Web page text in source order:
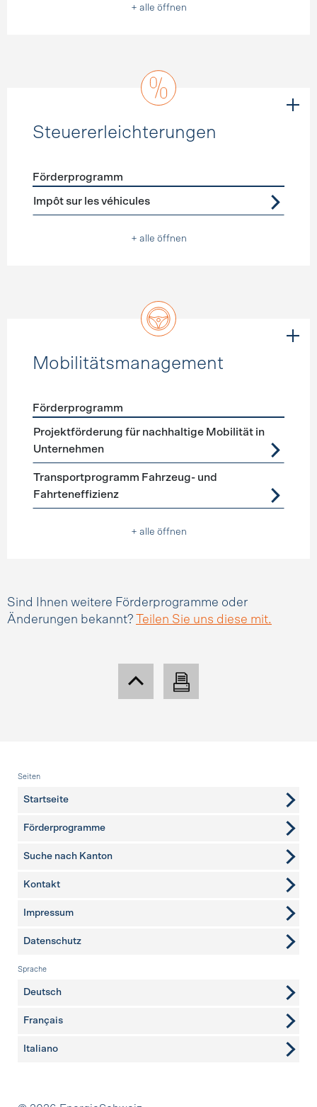
+ alle öffnen
Steuererleichterungen
Förderprogramme Steuererleichterungen
Förderprogramm
Impôt sur les véhicules
+ alle öffnen
Mobilitätsmanagement
Förderprogramme Mobilitätsmanagement
Förderprogramm
Projektförderung für nachhaltige Mobilität in
Unternehmen
Transportprogramm Fahrzeug- und
Fahrteneffizienz
+ alle öffnen
Sind Ihnen weitere Förderprogramme oder
Änderungen bekannt?
Teilen Sie uns diese mit.
Fusszeile
Seiten
Startseite
Förderprogramme
Suche nach Kanton
weitere Seiten
Kontakt
Impressum
Datenschutz
Sprache
Deutsch
Français
Italiano